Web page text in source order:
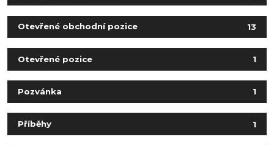
Otevřené obchodní pozice 13
Otevřené pozice 1
Pozvánka 1
Příběhy 1